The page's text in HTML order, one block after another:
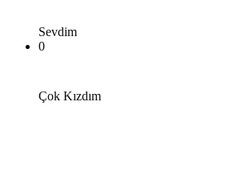
Sevdim
0
Çok Kızdım